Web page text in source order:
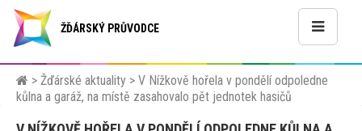
ŽĎÁRSKÝ PRŮVODCE
> Žďárské aktuality > V Nížkově hořela v pondělí odpoledne
kůlna a garáž, na místě zasahovalo pět jednotek hasičů